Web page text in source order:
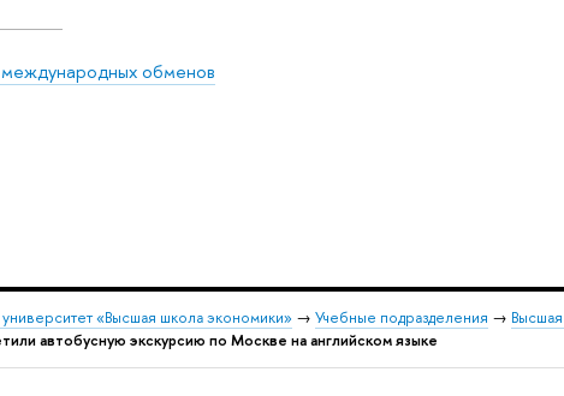
обменов
«Высшая школа экономики» → Учебные подразделения →
автобусную экскурсию по Москве на английском языке